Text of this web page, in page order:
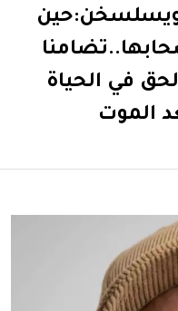
في الحياة
الموت